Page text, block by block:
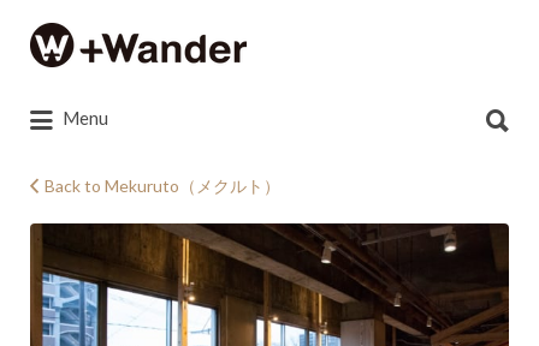
Search
for:
Menu
for:
Back to Mekuruto（メクルト）